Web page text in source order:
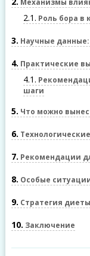
Механизмы
2.1 Роль бора в
3 Научные
4 Практические
4.1
шаги
5 Что можно
6
7 Рекомендации
8 Особые
9 Стратегия
10 Заключение